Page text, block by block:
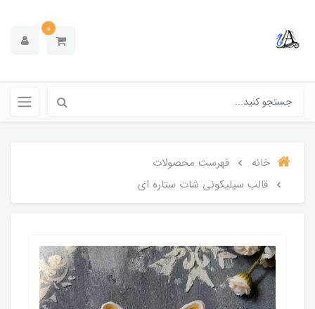
0
خانه
فهرست محصولات
قالب سیلیکونی شات ستاره ای